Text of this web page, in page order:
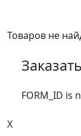
Товаров не
FORM_ID is
X